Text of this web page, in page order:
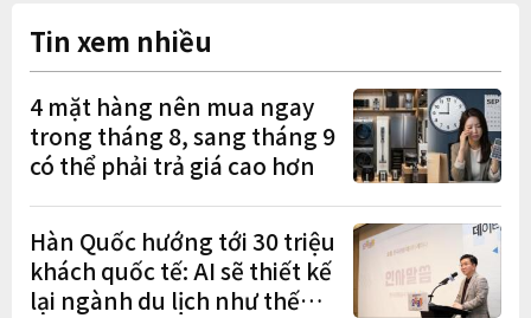
Tin xem nhiều
4 mặt hàng nên mua ngay
trong tháng 8, sang tháng 9
có thể phải trả giá cao hơn
Hàn Quốc hướng tới 30 triệu
khách quốc tế: AI sẽ thiết kế
lại ngành du lịch như thế